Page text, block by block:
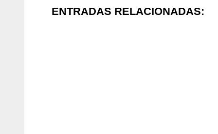
ENTRADAS RELACIONADAS: